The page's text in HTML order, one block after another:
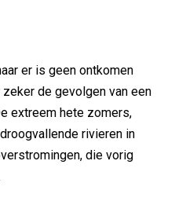
er is geen ontkomen
de gevolgen van een
extreem hete zomers,
rivieren in
die vorig